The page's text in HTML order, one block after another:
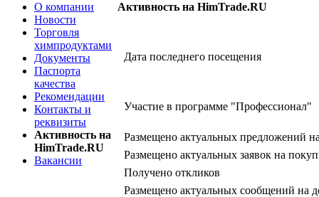
О компании
Новости
Торговля
химпродуктами
Документы
Паспорта
качества
Рекомендации
Контакты и
реквизиты
Активность на
HimTrade.RU
Вакансии
Активность на HimTrade.RU
Дата последнего посещения
Участие в программе "Профессионал"
Размещено актуальных предложений
Размещено актуальных заявок на
Получено откликов
Размещено актуальных сообщений на